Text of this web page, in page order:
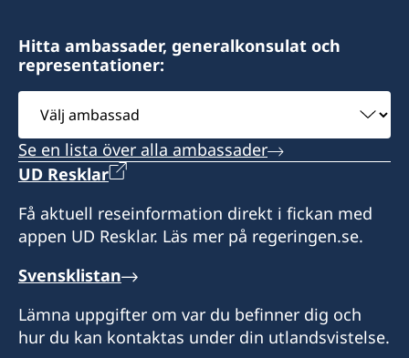
Hitta ambassader, generalkonsulat och
representationer:
Välj
ambassad
Se en lista över alla ambassader
UD Resklar
Få aktuell reseinformation direkt i fickan med
appen UD Resklar. Läs mer på regeringen.se.
Svensklistan
Lämna uppgifter om var du befinner dig och
hur du kan kontaktas under din utlandsvistelse.